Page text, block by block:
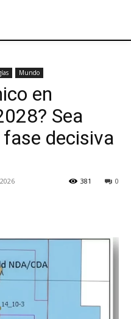
Mundo
en
Sea
decisiva
0
381